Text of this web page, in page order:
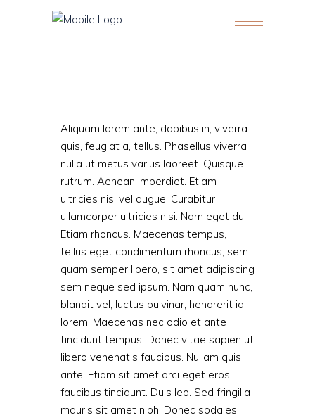
Aliquam lorem ante, dapibus in, viverra
quis, feugiat a, tellus. Phasellus viverra
nulla ut metus varius laoreet. Quisque
rutrum. Aenean imperdiet. Etiam
ultricies nisi vel augue. Curabitur
ullamcorper ultricies nisi. Nam eget dui.
Etiam rhoncus. Maecenas tempus,
tellus eget condimentum rhoncus, sem
quam semper libero, sit amet adipiscing
sem neque sed ipsum. Nam quam nunc,
blandit vel, luctus pulvinar, hendrerit id,
lorem. Maecenas nec odio et ante
tincidunt tempus. Donec vitae sapien ut
libero venenatis faucibus. Nullam quis
ante. Etiam sit amet orci eget eros
faucibus tincidunt. Duis leo. Sed fringilla
mauris sit amet nibh. Donec sodales